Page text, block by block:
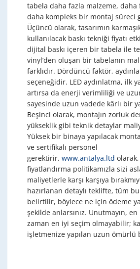
tabela daha fazla malzeme, daha
daha kompleks bir montaj süreci
Üçüncü olarak, tasarımın
kullanılacak baskı tekniği fiyatı
dijital baskı içeren bir tabela ile
vinyl’den oluşan bir tabelanın
farklıdır. Dördüncü faktör,
seçeneğidir. LED aydınlatma, ilk
artırsa da enerji verimliliği ve
sayesinde uzun vadede kârlı bir
Beşinci olarak, montajın zorluk
yükseklik gibi teknik detaylar
Yüksek bir binaya yapılacak
ve sertifikalı personel
gerektirir. www.antalya.ltd
fiyatlandırma politikamızla sizi
maliyetlerle karşı karşıya
hazırlanan detaylı teklifte, tüm
belirtilir, böylece ne için ödeme
şekilde anlarsınız. Unutmayın,
zaman en iyi seçim olmayabilir;
işletmenize yapılan uzun ömürlü